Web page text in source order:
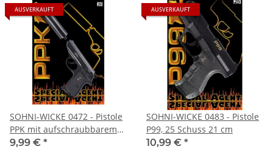
AUSVERKAUFT
SOHNI-WICKE 0472 - Pistole
PPK mit aufschraubbarem
Schalldämpfer 25 Schuss 18
9,99 € *
AUSVERKAUFT
SOHNI-WICKE 0483 - Pistole
P99, 25 Schuss 21 cm
10,99 € *